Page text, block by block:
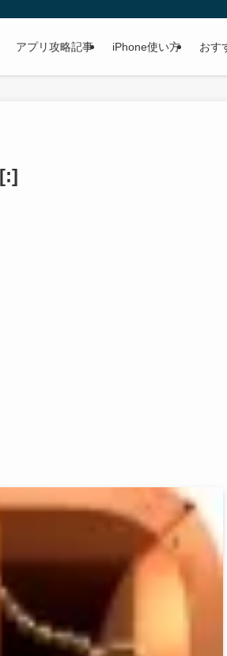
アプリ攻略記事 iPhone使い方 おす